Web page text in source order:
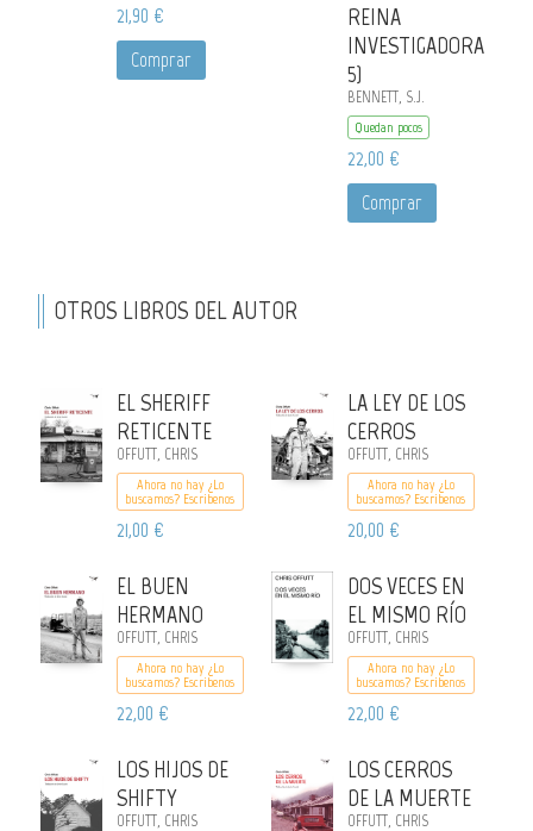
21,90 €
Comprar
REINA
INVESTIGADORA
5)
BENNETT, S.J.
Quedan pocos
22,00 €
Comprar
OTROS LIBROS DEL AUTOR
EL SHERIFF
RETICENTE
OFFUTT, CHRIS
Ahora no hay ¿Lo
buscamos? Escribenos
21,00 €
LA LEY DE LOS
CERROS
OFFUTT, CHRIS
Ahora no hay ¿Lo
buscamos? Escribenos
20,00 €
EL BUEN
HERMANO
OFFUTT, CHRIS
Ahora no hay ¿Lo
buscamos? Escribenos
22,00 €
DOS VECES EN
EL MISMO RÍO
OFFUTT, CHRIS
Ahora no hay ¿Lo
buscamos? Escribenos
22,00 €
LOS HIJOS DE
SHIFTY
OFFUTT, CHRIS
LOS CERROS
DE LA MUERTE
OFFUTT, CHRIS